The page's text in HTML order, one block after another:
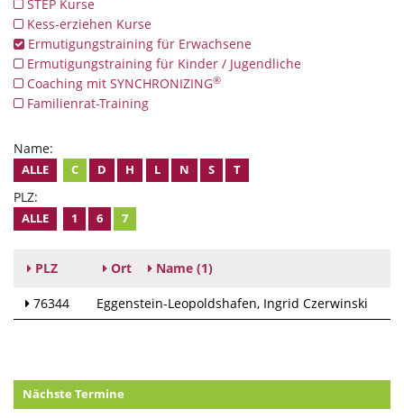
STEP Kurse
Kess-erziehen Kurse
Ermutigungstraining für Erwachsene
Ermutigungstraining für Kinder / Jugendliche
Coaching mit SYNCHRONIZING®
Familienrat-Training
Name:
ALLE C D H L N S T
PLZ:
ALLE 1 6 7
PLZ Ort Name (1)
76344 Eggenstein-Leopoldshafen Ingrid Czerwinski
Nächste Termine